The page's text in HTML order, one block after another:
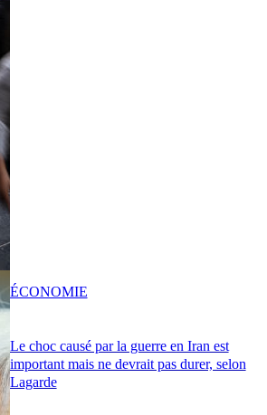
Le choc causé par la guerre en Iran est
important mais ne devrait pas durer, selon
Lagarde
ÉCONOMIE